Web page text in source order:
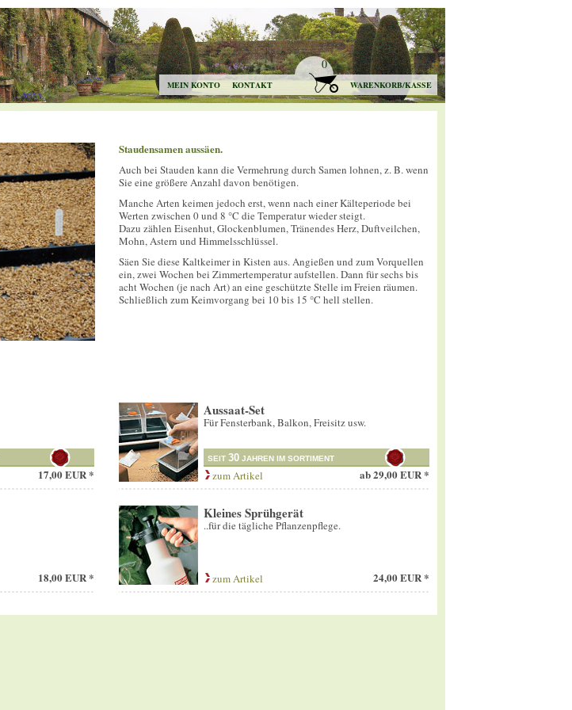
MEIN KONTO KONTAKT
0
WARENKORB/KASSE
Staudensamen aussäen.
Auch bei Stauden kann die Vermehrung durch Samen lohnen, z. B. wenn
Sie eine größere Anzahl davon benötigen.
Manche Arten keimen jedoch erst, wenn nach einer Kälteperiode bei
Werten zwischen 0 und 8 °C die Temperatur wieder steigt.
Dazu zählen Eisenhut, Glockenblumen, Tränendes Herz, Duftveilchen,
Mohn, Astern und Himmelsschlüssel.
Säen Sie diese Kaltkeimer in Kisten aus. Angießen und zum Vorquellen
ein, zwei Wochen bei Zimmertemperatur aufstellen. Dann für sechs bis
acht Wochen (je nach Art) an eine geschützte Stelle im Freien räumen.
Schließlich zum Keimvorgang bei 10 bis 15 °C hell stellen.
17,00 EUR *
Aussaat-Set
Für Fensterbank, Balkon, Freisitz usw.
SEIT 30JAHREN IM SORTIMENT
zum Artikel ab29,00 EUR *
18,00 EUR *
Kleines Sprühgerät
..für die tägliche Pflanzenpflege.
zum Artikel 24,00 EUR *